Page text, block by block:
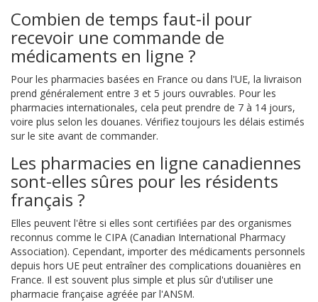
Combien de temps faut-il pour
recevoir une commande de
médicaments en ligne ?
Pour les pharmacies basées en France ou dans l'UE, la livraison
prend généralement entre 3 et 5 jours ouvrables. Pour les
pharmacies internationales, cela peut prendre de 7 à 14 jours,
voire plus selon les douanes. Vérifiez toujours les délais estimés
sur le site avant de commander.
Les pharmacies en ligne canadiennes
sont-elles sûres pour les résidents
français ?
Elles peuvent l'être si elles sont certifiées par des organismes
reconnus comme le CIPA (Canadian International Pharmacy
Association). Cependant, importer des médicaments personnels
depuis hors UE peut entraîner des complications douanières en
France. Il est souvent plus simple et plus sûr d'utiliser une
pharmacie française agréée par l'ANSM.